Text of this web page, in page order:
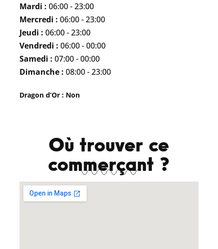
Mardi : 06:00 - 23:00
Mercredi : 06:00 - 23:00
Jeudi : 06:00 - 23:00
Vendredi : 06:00 - 00:00
Samedi : 07:00 - 00:00
Dimanche : 08:00 - 23:00
Dragon d’Or : Non
Où trouver ce
commerçant ?